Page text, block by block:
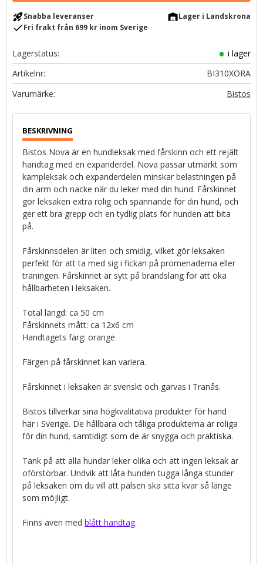
rocket_launchSnabba leveranser warehouseLager i Landskrona
checkFri frakt från 699 kr inom Sverige
Lagerstatus
i lager
Artikelnr
BI310XORA
Bistos
Bistos Nova är en hundleksak med fårskinn och ett rejält
handtag med en expanderdel. Nova passar utmärkt som
kampleksak och expanderdelen minskar belastningen på
din arm och nacke när du leker med din hund. Fårskinnet
gör leksaken extra rolig och spännande för din hund, och
ger ett bra grepp och en tydlig plats för hunden att bita
på.
Fårskinnsdelen är liten och smidig, vilket gör leksaken
perfekt för att ta med sig i fickan på promenaderna eller
träningen. Fårskinnet är sytt på brandslang för att öka
hållbarheten i leksaken.
Total längd: ca 50 cm
Fårskinnets mått: ca 12x6 cm
Handtagets färg: orange
Färgen på fårskinnet kan variera.
Fårskinnet i leksaken är svenskt och garvas i Tranås.
Bistos tillverkar sina högkvalitativa produkter för hand
här i Sverige. De hållbara och tåliga produkterna är roliga
för din hund, samtidigt som de är snygga och praktiska.
Tänk på att alla hundar leker olika och att ingen leksak är
oförstörbar. Undvik att låta hunden tugga långa stunder
på leksaken om du vill att pälsen ska sitta kvar så länge
som möjligt.
Finns även med blått handtag.